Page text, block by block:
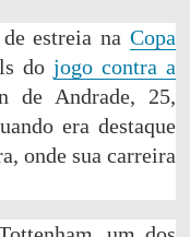
estreia na Copa
do jogo contra a
de Andrade, 25,
era destaque
onde sua carreira